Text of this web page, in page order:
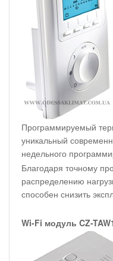
Программируемый
уникальный
недельного
Благодаря точному
распределению
способен снизить
Wi-Fi модуль CZ-